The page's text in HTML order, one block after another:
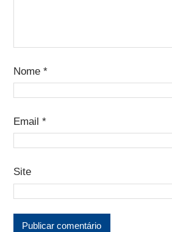
Nome *
Email *
Site